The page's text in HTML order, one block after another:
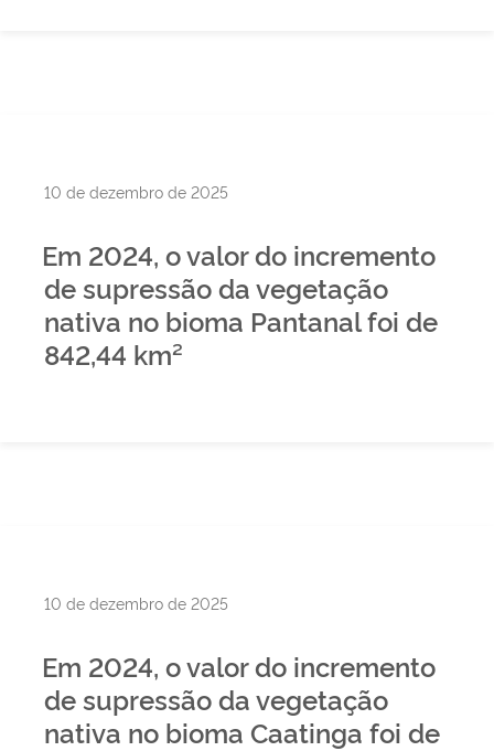
Publicado
10 de dezembro de 2025
Em 2024, o valor do incremento
de supressão da vegetação
nativa no bioma Pantanal foi de
842,44 km²
Publicado
10 de dezembro de 2025
Em 2024, o valor do incremento
de supressão da vegetação
nativa no bioma Caatinga foi de